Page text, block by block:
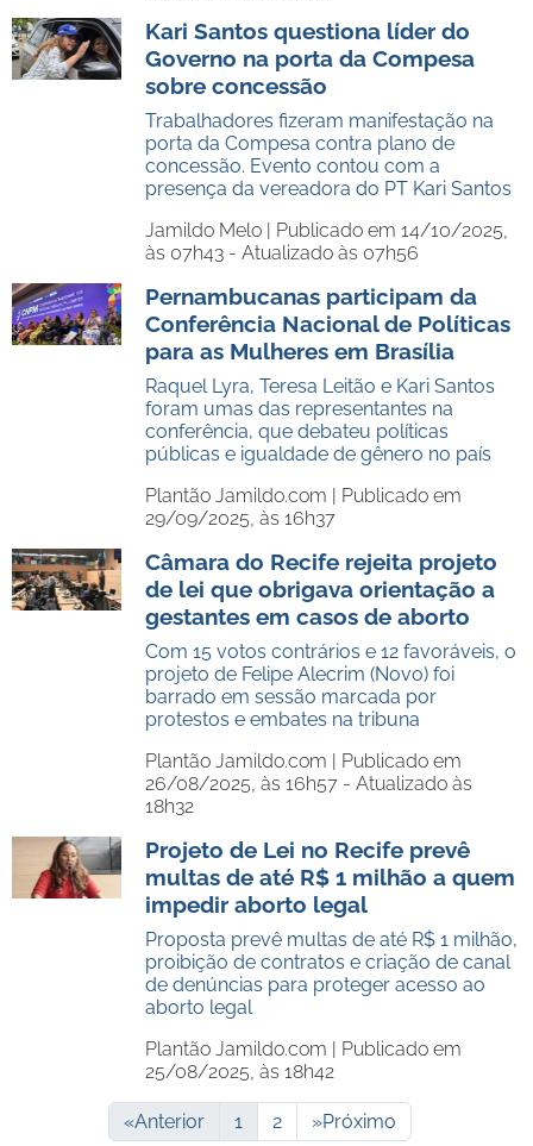
Kari Santos questiona líder do
Governo na porta da Compesa
sobre concessão
Trabalhadores fizeram manifestação na
porta da Compesa contra plano de
concessão. Evento contou com a
presença da vereadora do PT Kari Santos
Jamildo Melo | Publicado em 14/10/2025,
às 07h43 - Atualizado às 07h56
Pernambucanas participam da
Conferência Nacional de Políticas
para as Mulheres em Brasília
Raquel Lyra, Teresa Leitão e Kari Santos
foram umas das representantes na
conferência, que debateu políticas
públicas e igualdade de gênero no país
Plantão Jamildo.com | Publicado em
29/09/2025, às 16h37
Câmara do Recife rejeita projeto
de lei que obrigava orientação a
gestantes em casos de aborto
Com 15 votos contrários e 12 favoráveis, o
projeto de Felipe Alecrim (Novo) foi
barrado em sessão marcada por
protestos e embates na tribuna
Plantão Jamildo.com | Publicado em
26/08/2025, às 16h57 - Atualizado às
18h32
Projeto de Lei no Recife prevê
multas de até R$ 1 milhão a quem
impedir aborto legal
Proposta prevê multas de até R$ 1 milhão,
proibição de contratos e criação de canal
de denúncias para proteger acesso ao
aborto legal
Plantão Jamildo.com | Publicado em
25/08/2025, às 18h42
«Anterior 1 2 »Próximo